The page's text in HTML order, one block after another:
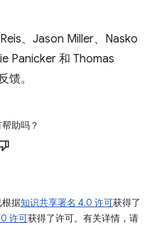
、Jason Miller、Nasko
Panicker 和 Thomas
馈。
助吗？
据知识共享署名 4.0 许可获得了
许可获得了许可。有关详情，请